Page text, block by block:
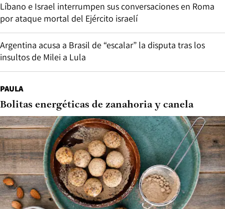
Líbano e Israel interrumpen sus conversaciones en Roma
por ataque mortal del Ejército israelí
Argentina acusa a Brasil de “escalar” la disputa tras los
insultos de Milei a Lula
PAULA
Bolitas energéticas de zanahoria y canela